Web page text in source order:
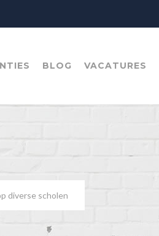
BLOG VACATURES
diverse scholen